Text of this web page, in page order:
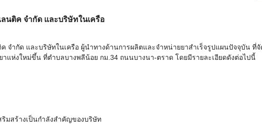
นติค จำกัด และบริษัทในเครือ
จำกัด และบริษัทในเครือ ผู้นำทางด้านการผลิตและจำหน่ายยาสำเร็จรูปแผนปัจจุบัน ที่
าแห่งใหม่ขึ้น ที่ตำบลบางพลีน้อย กม.34 ถนนบางนา-ตราด โดยมีรายละเอียดดังต่อไปนี้
ริมสร้างเป็นกำลังสำคัญของบริษัท